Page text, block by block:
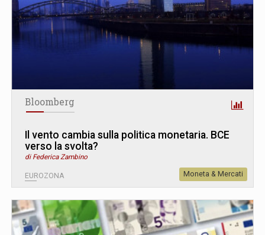
Bloomberg
Il vento cambia sulla politica monetaria. BCE
verso la svolta?
di Federica Zambino
EUROZONA Moneta & Mercati